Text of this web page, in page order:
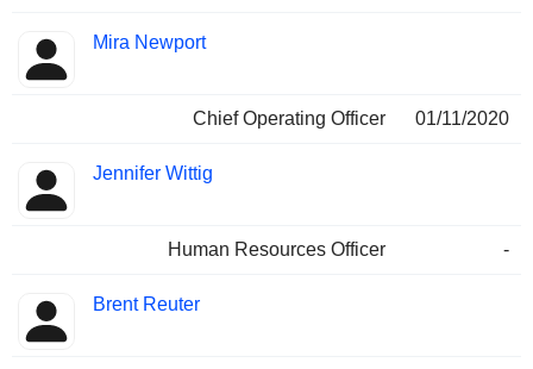
Mira Newport
Chief Operating Officer 01/11/2020
Jennifer Wittig
Human Resources Officer -
Brent Reuter